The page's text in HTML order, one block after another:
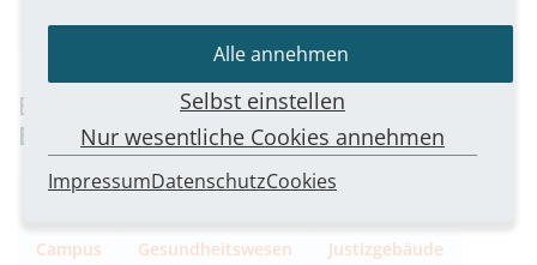
Zutrittskontrolle & -berechtigung
Besonders geeignet für folgende
Einsatzorte
Arztpraxen
Campus Gesundheitswesen Justizgebäude
Alle annehmen
Selbst einstellen
Nur wesentliche Cookies annehmen
ImpressumDatenschutzCookies